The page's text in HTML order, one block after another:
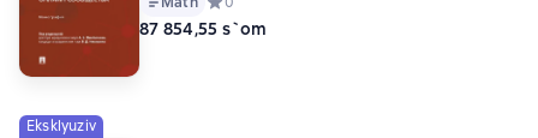
87 854,55 s`om
Eksklyuziv